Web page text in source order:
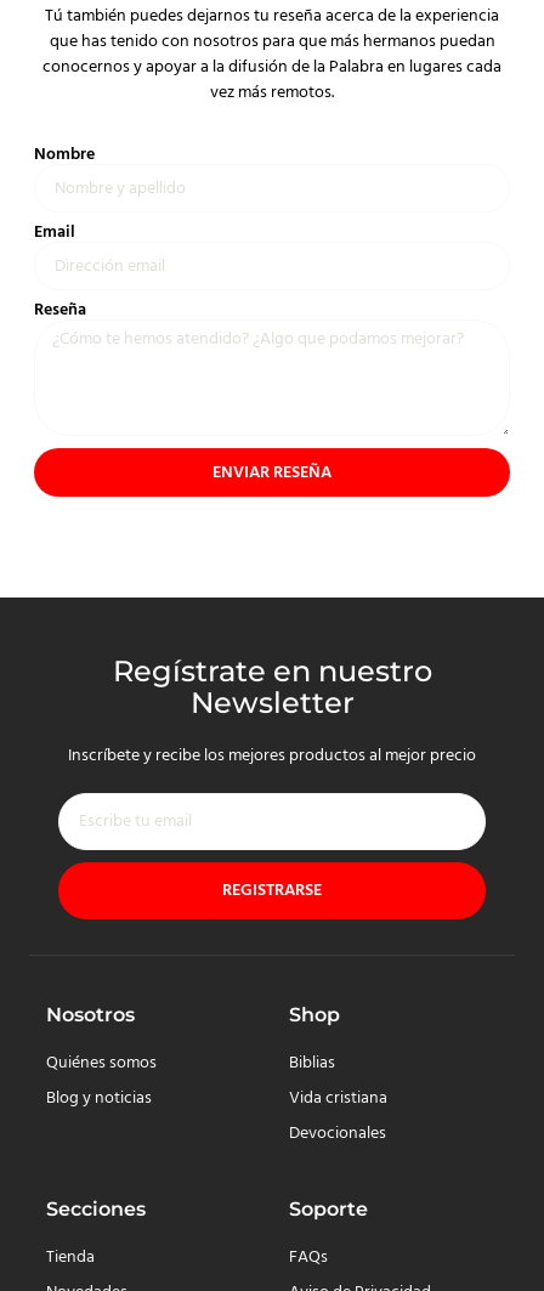
Tú también puedes dejarnos tu reseña acerca de la experiencia
que has tenido con nosotros para que más hermanos puedan
conocernos y apoyar a la difusión de la Palabra en lugares cada
vez más remotos.
Nombre
Email
Reseña
ENVIAR RESEÑA
Regístrate en nuestro
Newsletter
Inscríbete y recibe los mejores productos al mejor precio
REGISTRARSE
Nosotros
Quiénes somos
Blog y noticias
Shop
Biblias
Vida cristiana
Devocionales
Secciones
Tienda
Soporte
FAQs